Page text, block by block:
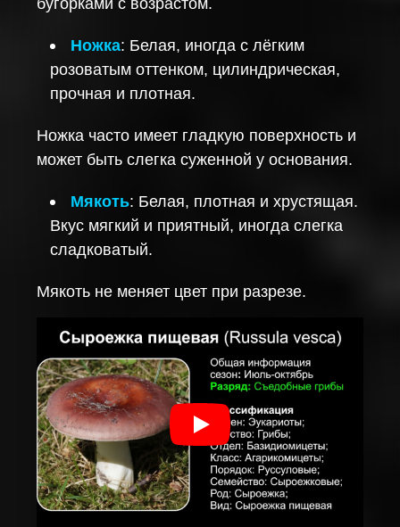
бугорками с возрастом.
Ножка: Белая, иногда с лёгким
розоватым оттенком, цилиндрическая,
прочная и плотная.
Ножка часто имеет гладкую поверхность и
может быть слегка суженной у основания.
Мякоть: Белая, плотная и хрустящая.
Вкус мягкий и приятный, иногда слегка
сладковатый.
Мякоть не меняет цвет при разрезе.